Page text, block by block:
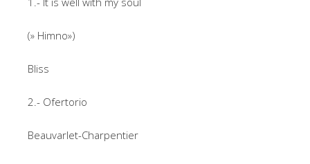
(» Himno»)
Bliss
2.- Ofertorio
Beauvarlet-Charpentier